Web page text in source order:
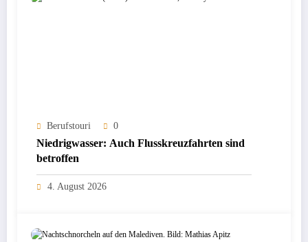
Berufstouri 0
Niedrigwasser: Auch Flusskreuzfahrten sind
betroffen
4. August 2026